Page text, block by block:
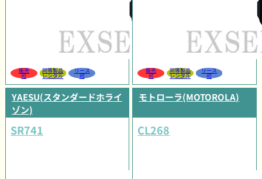
販売
可
同等製品
レンタル
リース
可
販売
可
同等製品
レンタル
リース
可
YAESU(スタンダードホライ
ゾン)
SR741
モトローラ(MOTOROLA)
CL268